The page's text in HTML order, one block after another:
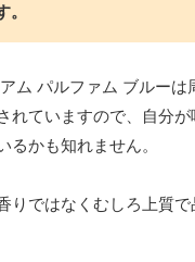
ム パルファム ブルーは
れていますので、自分
るかも知れません。
りではなくむしろ上質